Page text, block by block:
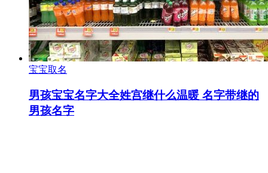
宝宝取名
男孩宝宝名字大全姓宫继什么温暖 名字带继的
男孩名字